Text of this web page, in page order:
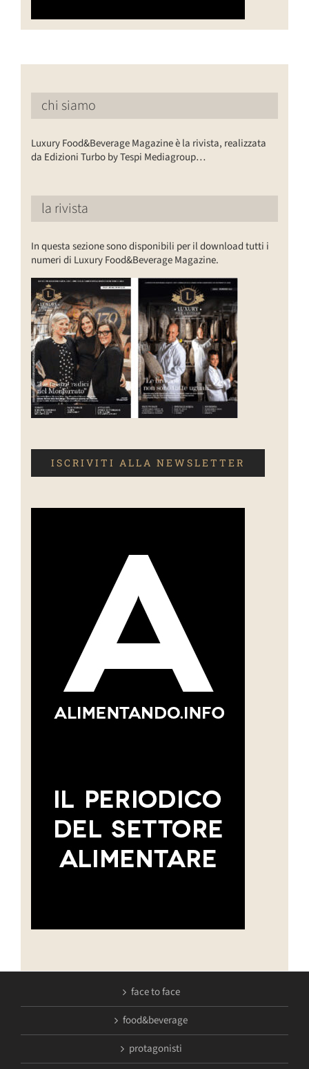
chi siamo
Luxury Food&Beverage Magazine è la rivista, realizzata
da Edizioni Turbo by Tespi Mediagroup…
la rivista
In questa sezione sono disponibili per il download tutti i
numeri di Luxury Food&Beverage Magazine.
ISCRIVITI ALLA NEWSLETTER
face to face
food&beverage
protagonisti